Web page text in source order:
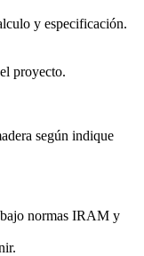
y especificación.
proyecto.
según indique
normas IRAM y